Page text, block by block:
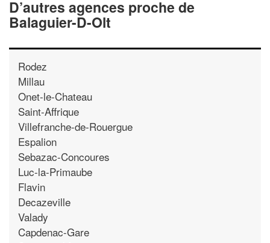
D’autres agences proche de
Balaguier-D-Olt
Rodez
Millau
Onet-le-Chateau
Saint-Affrique
Villefranche-de-Rouergue
Espalion
Sebazac-Concoures
Luc-la-Primaube
Flavin
Decazeville
Valady
Capdenac-Gare